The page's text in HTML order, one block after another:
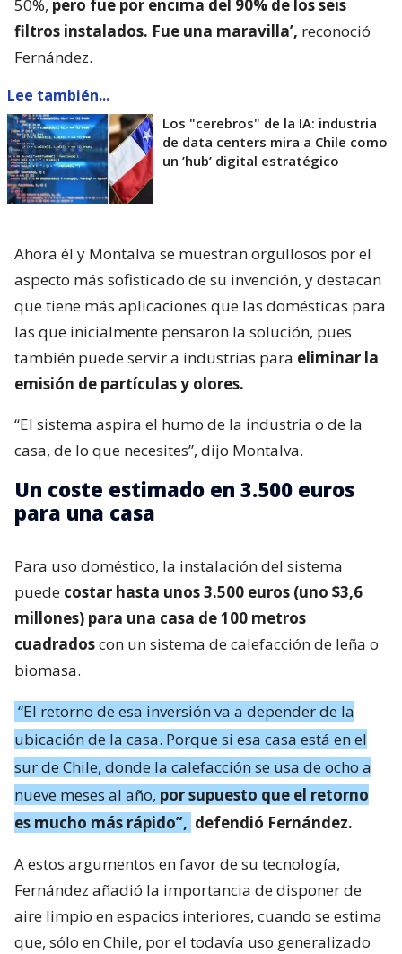
50%, pero fue por encima del 90% de los seis
filtros instalados. Fue una maravilla’, reconoció
Fernández.
Lee también...
Los "cerebros" de la IA: industria
de data centers mira a Chile como
un ’hub’ digital estratégico
Ahora él y Montalva se muestran orgullosos por el
aspecto más sofisticado de su invención, y destacan
que tiene más aplicaciones que las domésticas para
las que inicialmente pensaron la solución, pues
también puede servir a industrias para eliminar la
emisión de partículas y olores.
“El sistema aspira el humo de la industria o de la
casa, de lo que necesites”, dijo Montalva.
Un coste estimado en 3.500 euros
para una casa
Para uso doméstico, la instalación del sistema
puede costar hasta unos 3.500 euros (uno $3,6
millones) para una casa de 100 metros
cuadradoscon un sistema de calefacción de leña o
biomasa.
“El retorno de esa inversión va a depender de la
ubicación de la casa. Porque si esa casa está en el
sur de Chile, donde la calefacción se usa de ocho a
nueve meses al año, por supuesto que el retorno
es mucho más rápido”, defendió Fernández.
A estos argumentos en favor de su tecnología,
Fernández añadió la importancia de disponer de
aire limpio en espacios interiores, cuando se estima
que, sólo en Chile, por el todavía uso generalizado